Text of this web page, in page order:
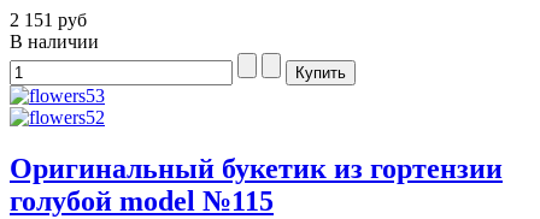
2 151 руб
В наличии
Оригинальный букетик из гортензии
голубой model №115